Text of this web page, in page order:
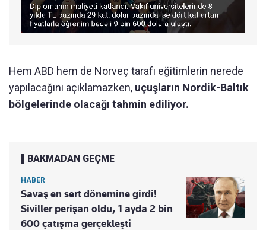
Hem ABD hem de Norveç tarafı eğitimlerin nerede
yapılacağını açıklamazken, uçuşların Nordik-Baltık
bölgelerinde olacağı tahmin ediliyor.
BAKMADAN GEÇME
HABER
Savaş en sert dönemine girdi!
Siviller perişan oldu, 1 ayda 2 bin
600 çatışma gerçekleşti